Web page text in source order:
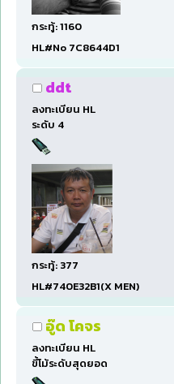
กระทู้: 1160
HL#No 7C8644D1
ddt
ลงทะเบียน HL
ระดับ 4
กระทู้: 377
HL#740E32B1(X MEN)
อู๊ด โคจร
ลงทะเบียน HL
ขี้โม้ระดับสุดยอด